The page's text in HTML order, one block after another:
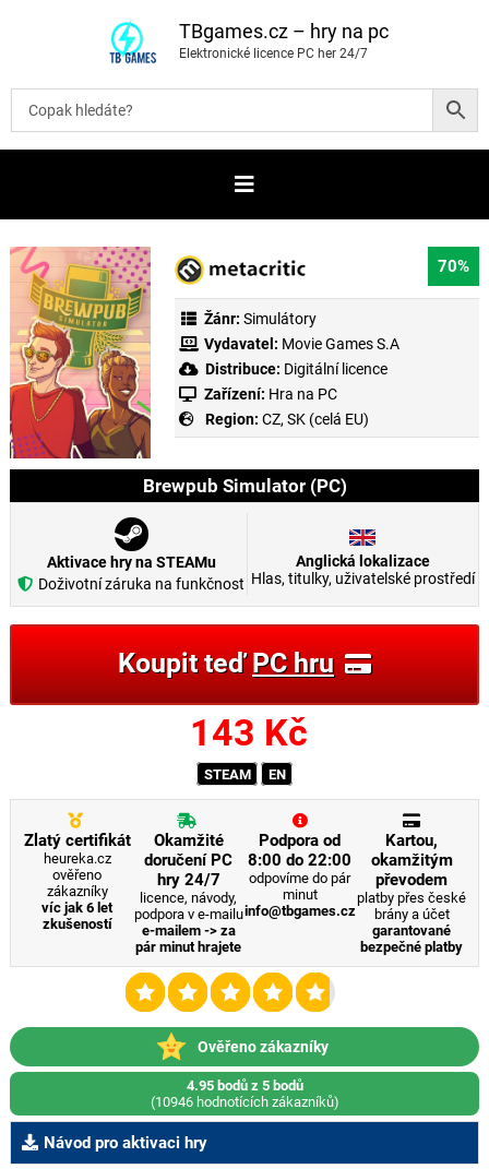
t
b
TBgames.cz – hry na pc
Elektronické licence PC her 24/7
70%
Žánr: Simulátory
Vydavatel: Movie Games S.A
Distribuce: Digitální licence
Zařízení: Hra na PC
Region: CZ, SK (celá EU)
Brewpub Simulator (PC)
Aktivace hry na STEAMu
Doživotní záruka na funkčnost
Anglická lokalizace
Hlas, titulky, uživatelské prostředí
Koupit teďPC hru
143 Kč
STEAM EN
Zlatý certifikát
heureka.cz
ověřeno
zákazníky
víc jak 6 let
zkušeností
Okamžité
doručení PC
hry 24/7
licence, návody,
podpora v e-mailu
e-mailem -> za
pár minut hrajete
Podpora od
8:00 do 22:00
odpovíme do pár
minut
info@tbgames.cz
Kartou,
okamžitým
převodem
platby přes české
brány a účet
garantované
bezpečné platby
Ověřeno zákazníky
4.95 bodů z 5 bodů
(10946 hodnotících zákazníků)
Návod pro aktivaci hry